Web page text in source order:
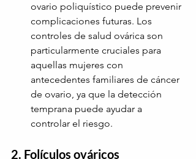
ovario poliquístico puede prevenir
complicaciones futuras. Los
controles de salud ovárica son
particularmente cruciales para
aquellas mujeres con
antecedentes familiares de cáncer
de ovario, ya que la detección
temprana puede ayudar a
controlar el riesgo.
2. Folículos ováricos